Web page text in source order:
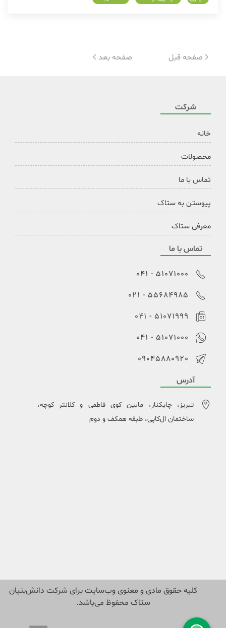
صفحه قبل صفحه بعد
شرکت
خانه
محصولات
تماس با ما
پیوستن به ستاک
معرفی ستاک
تماس با ما
51071000 - 041
55684985 - 021
51071999 - 041
51071000 - 041
09045880920
آدرس
تبریز، چایکنار، مابین کوی فاطمی و کلانتر کوچه،
ساختمان ال‌کاپی، طبقه همکف و دوم
کلیه حقوق مادی و معنوی وب‌سایت برای شرکت دانش‌بنیان
ستاک محفوظ می‌باشد.